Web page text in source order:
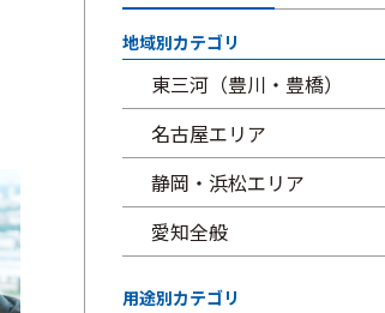
地域別カテゴリ
東三河（豊川・豊橋）
名古屋エリア
静岡・浜松エリア
愛知全般
用途別カテゴリ